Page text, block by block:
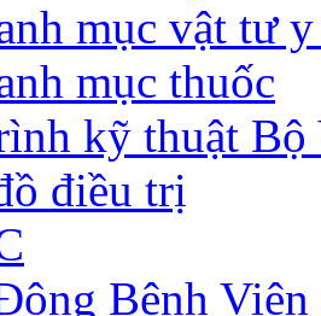
mục vật tư
mục thuốc
kỹ thuật Bộ
điều trị
Bệnh Viện